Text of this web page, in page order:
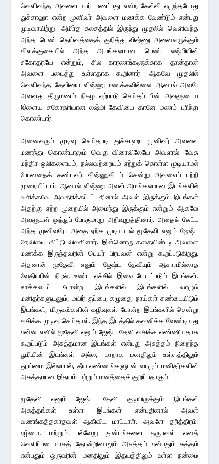
வெளிவந்த அவளை யார் மணப்பது என்ற கேள்வி எழுந்தபோது
துச்சாஹா என்ற முனிவர் அவளை மணக்க வேண்டும் என்பது
முடிவாயிற்று. அமிர்த கலசத்தில் இருந்து முதலில் வெளிவந்த
அந்த பெண் தெய்வத்தைக் குறித்து விஷ்ணு அனைவருக்கும்
விளக்குகையில் அந்த அமங்கலமான பெண் லஷ்மியின்
சகோதரியே என்றும், சில காரணங்களுக்காக தான்தான்
அவளை படைத்து உள்ளதாக கூறினார். ஆகவே முதலில்
வெளிவந்த தேவியை விஷ்ணு மணக்கவில்லை. ஆனால் அவரே
அவளது திருமணம் நிகழ ஏற்பாடு செய்தப் பின் அவளுடைய
இளைய சகோதரியான லஷ்மி தேவியை தானே மணம் புரிந்து
கொண்டார்.
அனைவரும் முடிவு செய்தபடி துச்சாஹா முனிவர் அவளை
மணந்து கொண்டாலும் வெகு விரைவிலேயே அவளால் வேத
மந்திர ஒலிகளையும், நல்லவற்றையும் ஏற்றுக் கொள்ள முடியாமல்
போனதைக் கண்டவர் விஷ்ணுவிடம் சென்று அவளைப் பற்றி
முறையிட்டார். ஆனால் விஷ்ணு அவள் அமங்கலமான இடங்களில்
வசிக்கவே அவதரிக்கப்பட்டதினால் அவள் இருக்கும் இடங்கள்
அதற்கு ஏற்ற முறையில் அமைந்து இருக்கும் என்றும் ஆகவே
அவளுடன் ஒத்துப் போகுமாறு அறிவுறுத்தினார். அதைக் கேட்ட
அந்த முனிவரோ அதை ஏற்க முடியாமல் மூதேவி எனும் ஜேஷ்ட
தேவியை விட்டு விலகினார். இன்னொரு கதையின்படி அவளை
மணக்க இருந்தவரின் பெயர் பிரபவன் என்று கூறப்படுகிறது.
அதனால் மூதேவி எனும் ஜேஷ்ட தேவியும் ஆசாரமில்லாத
வேதியரின் நிழல், உண்ட எச்சில் இலை போடப்படும் இடங்கள்,
சாக்கடைப் போன்ற இடங்களில் இடங்களில் வாழும்
மனிதர்களுடனும், மயிர் குப்பை, கழுதை, நாய்கள் சண்டையிடும்
இடங்கள், மிருகங்களின் கழிவுகள் போன்ற இடங்களில் சென்று
வசிக்க முடிவு செய்தாள். இந்த இடத்தில் கவனிக்க வேண்டியது
என்ன எனில் மூதேவி எனும் ஜேஷ்ட தேவி வசிக்க எண்ணியதாக
கூறப்படும் அசுத்தமான இடங்கள் என்பது அசுத்தம் நிறைந்த
பூமியின் இடங்கள் அல்ல, மாறாக மனதிலும் உள்ளத்திலும்
தூய்மை இல்லாமல், தீய எண்ணங்களுடன் வாழும் மனிதர்களின்
அசுத்தமான இதயம் மற்றும் மனத்தைக் குறிப்பதாகும்.
மூதேவி எனும் ஜேஷ்ட தேவி குடியிருக்கும் இடங்கள்
அசுத்தங்கள் உள்ள இடங்கள் என்பதினால் அவள்
வணங்கத்தகாதவள் ஆகிவிட மாட்டாள். அவளே தரித்திரம்,
ஏழ்மை, மற்றும் பல்வேறு துன்பங்களை தருபவள் எனத்
வெளிப்படையாகத் தோன்றினாலும் அசுத்தம் என்பதும் சுத்தம்
என்பதும் ஒருவரின் மனதிலும் இதயத்திலும் உள்ள நன்மை